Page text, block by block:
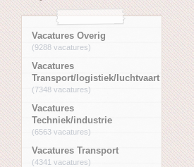
Vacatures Overig
(9288 vacatures)
Vacatures
Transport/logistiek/luchtvaart
(7348 vacatures)
Vacatures
Techniek/industrie
(6563 vacatures)
Vacatures Transport
(4341 vacatures)